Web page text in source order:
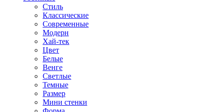
Стиль
Классические
Современные
Модерн
Хай-тек
Цвет
Белые
Венге
Светлые
Темные
Размер
Мини стенки